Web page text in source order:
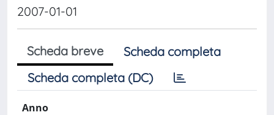
2007-01-01
Scheda breve
Scheda completa
Scheda completa (DC)
Anno